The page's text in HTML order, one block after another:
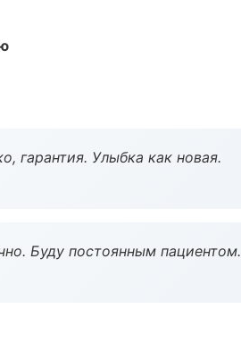
гарантия. Улыбка как новая.
Буду постоянным пациентом.